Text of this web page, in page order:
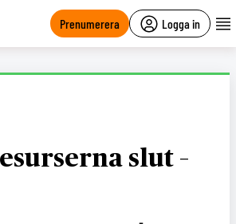
Prenumerera Logga in
slut –